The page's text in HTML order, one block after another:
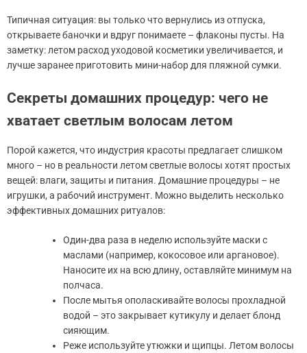
Типичная ситуация: вы только что вернулись из отпуска,
открываете баночки и вдруг понимаете – флаконы пусты. На
заметку: летом расход уходовой косметики увеличивается, и
лучше заранее приготовить мини-набор для пляжной сумки.
Секреты домашних процедур: чего не
хватает светлым волосам летом
Порой кажется, что индустрия красоты предлагает слишком
много – но в реальности летом светлые волосы хотят простых
вещей: влаги, защиты и питания. Домашние процедуры – не
игрушки, а рабочий инструмент. Можно выделить несколько
эффективных домашних ритуалов:
Один-два раза в неделю используйте маски с
маслами (например, кокосовое или аргановое).
Наносите их на всю длину, оставляйте минимум на
полчаса.
После мытья ополаскивайте волосы прохладной
водой – это закрывает кутикулу и делает блонд
сияющим.
Реже используйте утюжки и щипцы. Летом волосы